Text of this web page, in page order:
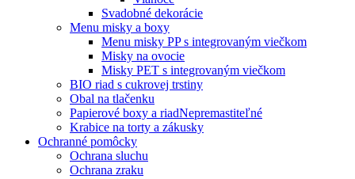
Svadobné dekorácie
Menu misky a boxy
Menu misky PP s integrovaným viečkom
Misky na ovocie
Misky PET s integrovaným viečkom
BIO riad s cukrovej trstiny
Obal na tlačenku
Papierové boxy a riadNepremastiteľné
Krabice na torty a zákusky
Ochranné pomôcky
Ochrana sluchu
Ochrana zraku